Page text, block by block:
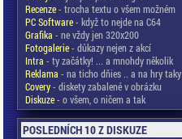
Recenze- trocha textu o všem možném
PC Software- když to nejde na C64
Grafika - ne vždy jen 320x200
Fotogalerie- důkazy nejen z akcí
Intra - ty začátky! ... a mnohdy několik
Reklama - na ticho dňies .. a na hry taky
Covery- diskety zabalené v obrázku
Diskuze- o všem, o ničem a tak
POSLEDNÍCH 10 Z DISKUZE